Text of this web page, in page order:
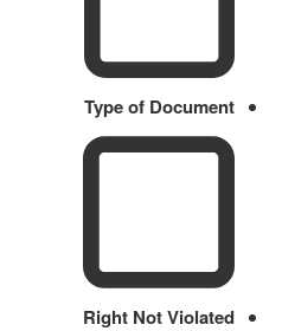
Type of Document
Right Not Violated